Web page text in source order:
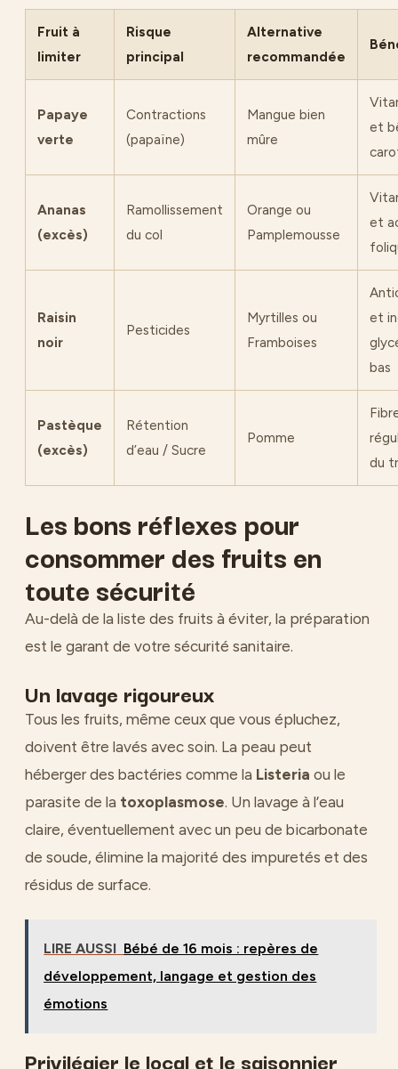
Fruit à
limiter
Risque
principal
Alternative
recommandée
Papaye
verte
Contractions
(papaïne)
Mangue bien
mûre
et
Ananas
(excès)
Ramollissement
du col
Orange ou
Pamplemousse
et
Raisin
noir
Pesticides
Myrtilles ou
Framboises
et
bas
Pastèque
(excès)
Rétention
d’eau / Sucre
Pomme
du
Les bons réflexes pour
consommer des fruits en
toute sécurité
Au-delà de la liste des fruits à éviter, la préparation
est le garant de votre sécurité sanitaire.
Un lavage rigoureux
Tous les fruits, même ceux que vous épluchez,
doivent être lavés avec soin. La peau peut
héberger des bactéries comme la Listeria ou le
parasite de la toxoplasmose. Un lavage à l’eau
claire, éventuellement avec un peu de bicarbonate
de soude, élimine la majorité des impuretés et des
résidus de surface.
LIRE AUSSI Bébé de 16 mois : repères de
développement, langage et gestion des
émotions
Privilégier le local et le saisonnier